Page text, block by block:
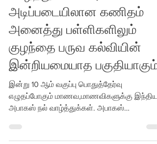
வாழ்த்துக்கள். அபாகஸ்
அடிப்படையிலான கணிதம்
அனைத்து பள்ளிகளிலும்
குழந்தை பருவ கல்வியின்
இன்றியமையாத பகுதியாகும்
இன்று 10 ஆம் வகுப்பு பொதுத்தேர்வு
எழுதப்போகும் மாணவ,மாணவிகளுக்கு